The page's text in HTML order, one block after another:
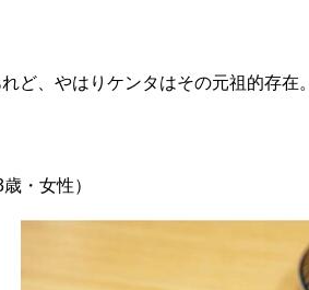
ど、やはりケンタはその元祖的存在。
歳・女性）